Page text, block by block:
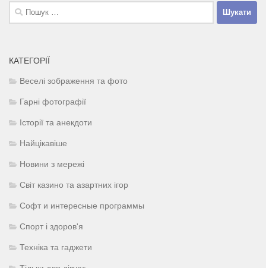
Пошук:
КАТЕГОРІЇ
Веселі зображення та фото
Гарні фотографії
Історії та анекдоти
Найцікавіше
Новини з мережі
Світ казино та азартних ігор
Софт и интересные программы
Спорт і здоров'я
Техніка та гаджети